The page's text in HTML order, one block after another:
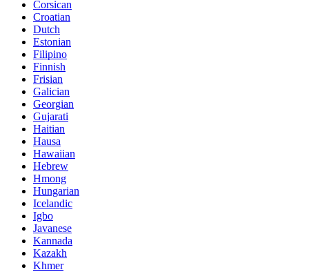
Corsican
Croatian
Dutch
Estonian
Filipino
Finnish
Frisian
Galician
Georgian
Gujarati
Haitian
Hausa
Hawaiian
Hebrew
Hmong
Hungarian
Icelandic
Igbo
Javanese
Kannada
Kazakh
Khmer